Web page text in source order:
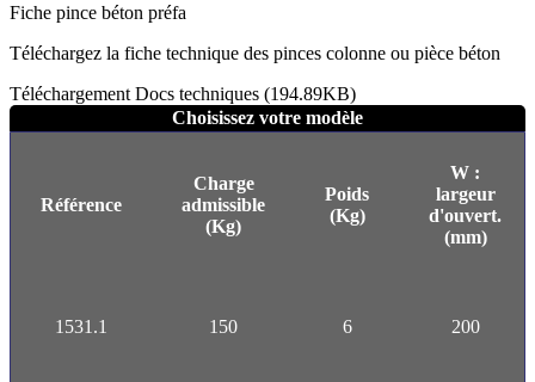
Fiche pince béton préfa
Téléchargez la fiche technique des pinces colonne ou pièce béton
Téléchargement Docs techniques (194.89KB)
Choisissez votre modèle
Référence
Charge
admissible
(Kg)
Poids
(Kg)
W :
largeur
d'ouvert.
(mm)
1531.1 150 6 200